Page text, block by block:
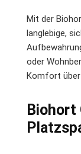
Mit der
langlebige,
oder
Komfort
Biohort